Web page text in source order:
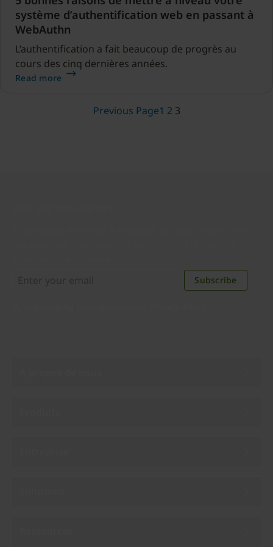
système d’authentification web en passant à
WebAuthn
L’authentification a fait beaucoup de progrès au
cours des cinq dernières années.
Read more
Previous Page1 2 3
Subscribe